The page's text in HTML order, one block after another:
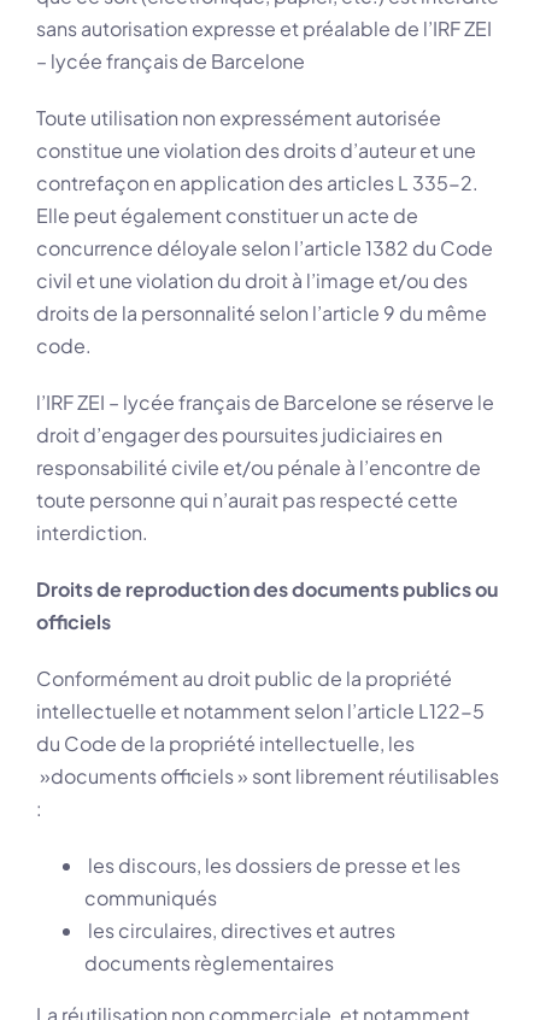
sans autorisation expresse et préalable de l’IRF ZEI
– lycée français de Barcelone
Toute utilisation non expressément autorisée
constitue une violation des droits d’auteur et une
contrefaçon en application des articles L 335-2.
Elle peut également constituer un acte de
concurrence déloyale selon l’article 1382 du Code
civil et une violation du droit à l’image et/ou des
droits de la personnalité selon l’article 9 du même
code.
l’IRF ZEI – lycée français de Barcelone se réserve le
droit d’engager des poursuites judiciaires en
responsabilité civile et/ou pénale à l’encontre de
toute personne qui n’aurait pas respecté cette
interdiction.
Droits de reproduction des documents publics ou
officiels
Conformément au droit public de la propriété
intellectuelle et notamment selon l’article L122-5
du Code de la propriété intellectuelle, les
»documents officiels » sont librement réutilisables
:
les discours, les dossiers de presse et les
communiqués
les circulaires, directives et autres
documents règlementaires
La réutilisation non commerciale, et notamment